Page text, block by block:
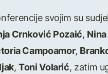
svojim su
Crnković Pozaić,
Campoamor,
,Toni Volarić, zatim